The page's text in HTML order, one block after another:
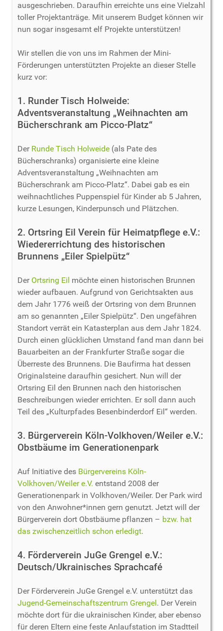
ausgeschrieben. Daraufhin erreichte uns eine Vielzahl
toller Projektanträge. Mit unserem Budget können wir
nun sogar insgesamt elf Projekte unterstützen!
Wir stellen die von uns im Rahmen der Mini-
Förderungen unterstützten Projekte an dieser Stelle
kurz vor:
1. Runder Tisch Holweide:
Adventsveranstaltung „Weihnachten am
Bücherschrank am Picco-Platz“
Der Runde Tisch Holweide (als Pate des
Bücherschranks) organisierte eine kleine
Adventsveranstaltung „Weihnachten am
Bücherschrank am Picco-Platz“. Dabei gab es ein
weihnachtliches Puppenspiel für Kinder ab 5 Jahren,
kurze Lesungen, Kinderpunsch und Plätzchen.
2. Ortsring Eil Verein für Heimatpflege e.V.:
Wiedererrichtung des historischen
Brunnens „Eiler Spielpütz“
Der Ortsring Eil möchte einen historischen Brunnen
wieder aufbauen. Aufgrund von Gerichtsakten aus
dem Jahr 1776 weiß der Ortsring von dem Brunnen
am so genannten „Eiler Spielpütz“. Den ungefähren
Standort verrät ein Katasterplan aus dem Jahr 1824.
Durch einen glücklichen Umstand fand man dann bei
Bauarbeiten an der Frankfurter Straße sogar die
Überreste des Brunnens. Die Baufirma hat dessen
Originalsteine daraufhin gesichert. Nun will der
Ortsring Eil den Brunnen nach den historischen
Beschreibungen wieder errichten. Er soll dann auch
Teil des „Kulturpfades Besenbinderdorf Eil“ werden.
3. Bürgerverein Köln-Volkhoven/Weiler e.V.:
Obstbäume im Generationenpark
Auf Initiative des Bürgervereins Köln-
Volkhoven/Weiler e.V. entstand 2008 der
Generationenpark in Volkhoven/Weiler. Der Park wird
von den Anwohner*innen gern genutzt. Jetzt will der
Bürgerverein dort Obstbäume pflanzen – bzw. hat
das zwischenzeitlich schon erledigt.
4. Förderverein JuGe Grengel e.V.:
Deutsch/Ukrainisches Sprachcafé
Der Förderverein JuGe Grengel e.V. unterstützt das
Jugend-Gemeinschaftszentrum Grengel. Der Verein
möchte dort für die ukrainischen Kinder, aber ebenso
für deren Eltern eine feste Anlaufstation im Stadtteil